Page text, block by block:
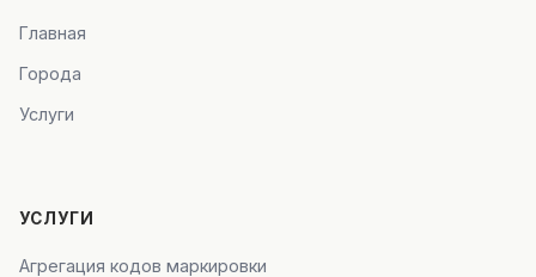
Главная
Города
Услуги
УСЛУГИ
Агрегация кодов маркировки